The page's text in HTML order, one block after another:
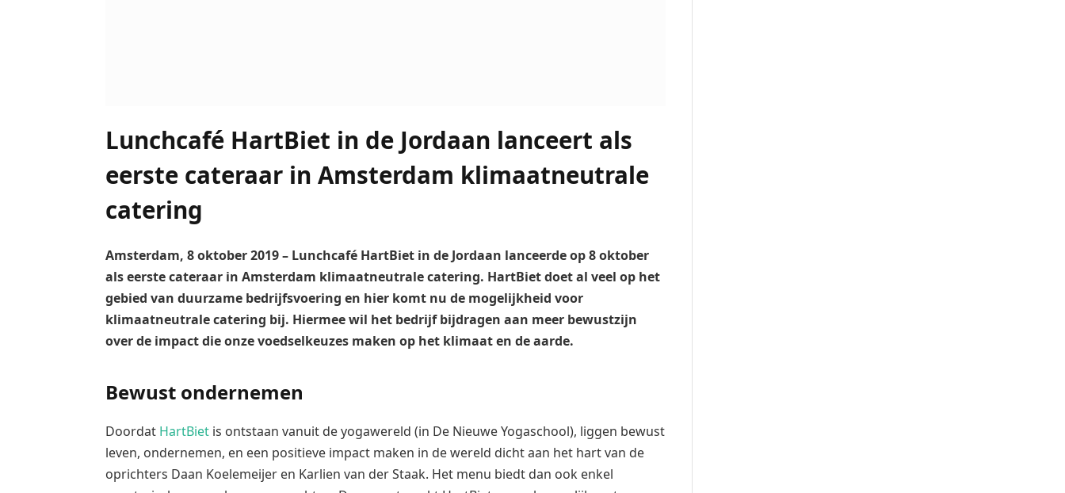
Lunchcafé HartBiet in de Jordaan lanceert als
eerste cateraar in Amsterdam klimaatneutrale
catering
Amsterdam, 8 oktober 2019 – Lunchcafé HartBiet in de Jordaan lanceerde op 8 oktober
als eerste cateraar in Amsterdam klimaatneutrale catering. HartBiet doet al veel op het
gebied van duurzame bedrijfsvoering en hier komt nu de mogelijkheid voor
klimaatneutrale catering bij. Hiermee wil het bedrijf bijdragen aan meer bewustzijn
over de impact die onze voedselkeuzes maken op het klimaat en de aarde.
Bewust ondernemen
Doordat HartBiet is ontstaan vanuit de yogawereld (in De Nieuwe Yogaschool), liggen bewust
leven, ondernemen, en een positieve impact maken in de wereld dicht aan het hart van de
oprichters Daan Koelemeijer en Karlien van der Staak. Het menu biedt dan ook enkel